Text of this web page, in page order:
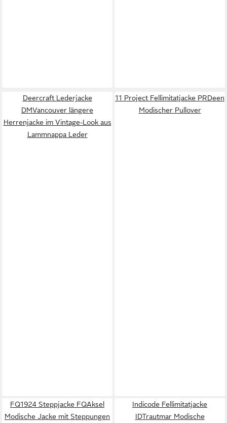
Deercraft Lederjacke
DMVancouver längere
Herrenjacke im Vintage-Look aus
Lammnappa Leder
11 Project Fellimitatjacke PRDeen
Modischer Pullover
FQ1924 Steppjacke FQAksel
Modische Jacke mit Steppungen
Indicode Fellimitatjacke
IDTrautmar Modische